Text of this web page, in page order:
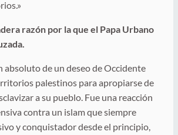
razón por la que el Papa Urbano
absoluto de un deseo de Occidente
palestinos para apropiarse de
a su pueblo. Fue una reacción
contra un islam que siempre
y conquistador desde el principio,